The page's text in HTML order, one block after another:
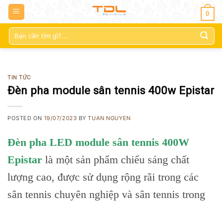
0
Tìm
kiếm:
TIN TỨC
Đèn pha module sân tennis 400w Epistar
POSTED ON 19/07/2023 BYTUAN NGUYEN
Đèn pha LED module sân tennis 400W
Epistar là một sản phẩm chiếu sáng chất
lượng cao, được sử dụng rộng rãi trong các
sân tennis chuyên nghiệp và sân tennis trong